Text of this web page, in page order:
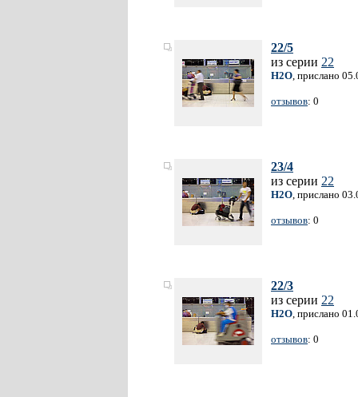
22/5
из серии 22
H2O, прислано
отзывов: 0
23/4
из серии 22
H2O, прислано
отзывов: 0
22/3
из серии 22
H2O, прислано
отзывов: 0